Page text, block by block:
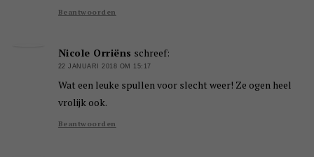
Beantwoorden
Nicole Orriëns schreef:
22 JANUARI 2018 OM 15:17
Wat een leuke spullen voor slecht weer! Ze ogen heel
vrolijk ook.
Beantwoorden